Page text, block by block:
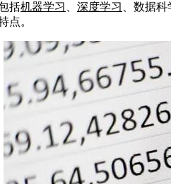
括机器学习 深度学习
、数据
点。